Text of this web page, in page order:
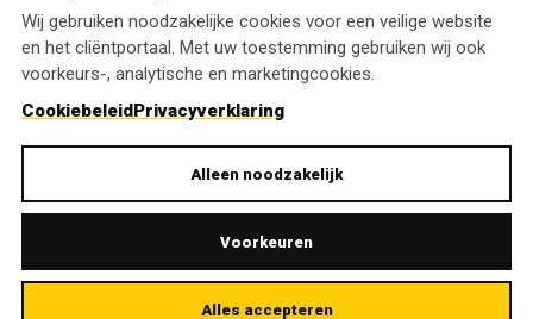
PRIVACY & AVG
Privacy & Gegevensbescherming
Wij gebruiken noodzakelijke cookies voor een veilige website
en het cliëntportaal. Met uw toestemming gebruiken wij ook
voorkeurs-, analytische en marketingcookies.
CookiebeleidPrivacyverklaring
Alleen noodzakelijk
Voorkeuren
Alles accepteren